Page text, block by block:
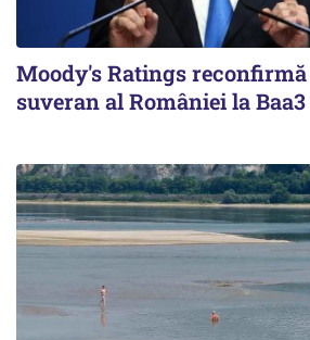
Moody's Ratings
suveran al României la Baa3